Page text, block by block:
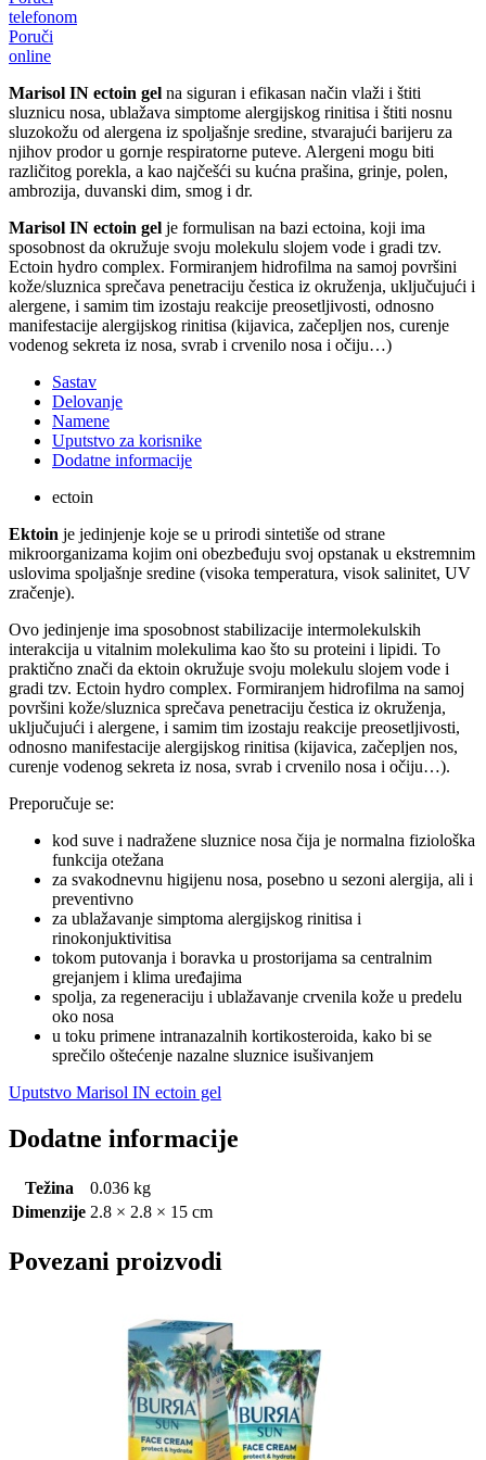
telefonom
Poruči
online
Marisol IN ectoin gel na siguran i efikasan način vlaži i štiti
sluznicu nosa, ublažava simptome alergijskog rinitisa i štiti nosnu
sluzokožu od alergena iz spoljašnje sredine, stvarajući barijeru za
njihov prodor u gornje respiratorne puteve. Alergeni mogu biti
različitog porekla, a kao najčešći su kućna prašina, grinje, polen,
ambrozija, duvanski dim, smog i dr.
Marisol IN ectoin gel je formulisan na bazi ectoina, koji ima
sposobnost da okružuje svoju molekulu slojem vode i gradi tzv.
Ectoin hydro complex. Formiranjem hidrofilma na samoj površini
kože/sluznica sprečava penetraciju čestica iz okruženja, uključujući i
alergene, i samim tim izostaju reakcije preosetljivosti, odnosno
manifestacije alergijskog rinitisa (kijavica, začepljen nos, curenje
vodenog sekreta iz nosa, svrab i crvenilo nosa i očiju…)
Sastav
Delovanje
Namene
Uputstvo za korisnike
Dodatne informacije
ectoin
Ektoin je jedinjenje koje se u prirodi sintetiše od strane
mikroorganizama kojim oni obezbeđuju svoj opstanak u ekstremnim
uslovima spoljašnje sredine (visoka temperatura, visok salinitet, UV
zračenje).
Ovo jedinjenje ima sposobnost stabilizacije intermolekulskih
interakcija u vitalnim molekulima kao što su proteini i lipidi. To
praktično znači da ektoin okružuje svoju molekulu slojem vode i
gradi tzv. Ectoin hydro complex. Formiranjem hidrofilma na samoj
površini kože/sluznica sprečava penetraciju čestica iz okruženja,
uključujući i alergene, i samim tim izostaju reakcije preosetljivosti,
odnosno manifestacije alergijskog rinitisa (kijavica, začepljen nos,
curenje vodenog sekreta iz nosa, svrab i crvenilo nosa i očiju…).
Preporučuje se:
kod suve i nadražene sluznice nosa čija je normalna fiziološka
funkcija otežana
za svakodnevnu higijenu nosa, posebno u sezoni alergija, ali i
preventivno
za ublažavanje simptoma alergijskog rinitisa i
rinokonjuktivitisa
tokom putovanja i boravka u prostorijama sa centralnim
grejanjem i klima uređajima
spolja, za regeneraciju i ublažavanje crvenila kože u predelu
oko nosa
u toku primene intranazalnih kortikosteroida, kako bi se
sprečilo oštećenje nazalne sluznice isušivanjem
Uputstvo Marisol IN ectoin gel
Dodatne informacije
Težina
0.036 kg
Dimenzije 2.8 × 2.8 × 15 cm
Povezani proizvodi